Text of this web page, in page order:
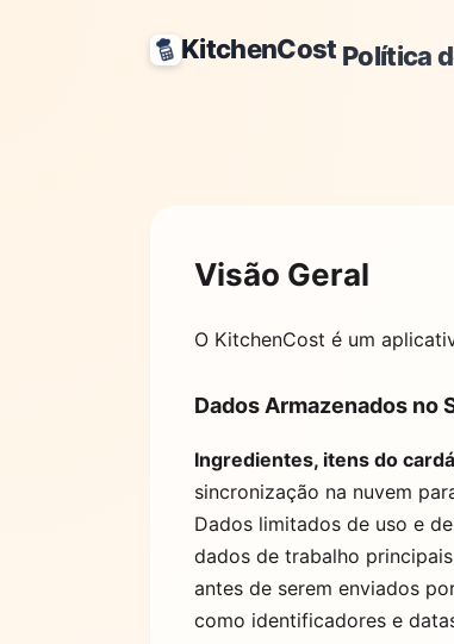
KitchenCost Política
Visão Geral
O KitchenCost é um
Dados Armazenados no
Ingredientes, itens do
sincronização na nuvem
Dados limitados de uso e
dados de trabalho
antes de serem enviados
como identificadores e